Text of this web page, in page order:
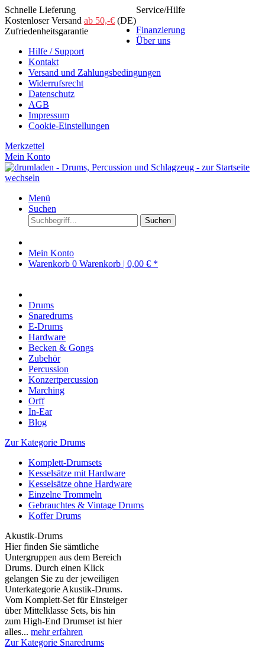
Schnelle Lieferung
Kostenloser Versand ab 50,-€ (DE)
Zufriedenheitsgarantie
Service/Hilfe
Finanzierung
Über uns
Hilfe / Support
Kontakt
Versand und Zahlungsbedingungen
Widerrufsrecht
Datenschutz
AGB
Impressum
Cookie-Einstellungen
Merkzettel
Mein Konto
Menü
Suchen
Suchen
Mein Konto
Warenkorb 0 Warenkorb | 0,00 € *
Drums
Snaredrums
E-Drums
Hardware
Becken & Gongs
Zubehör
Percussion
Konzertpercussion
Marching
Orff
In-Ear
Blog
Zur Kategorie Drums
Komplett-Drumsets
Kesselsätze mit Hardware
Kesselsätze ohne Hardware
Einzelne Trommeln
Gebrauchtes & Vintage Drums
Koffer Drums
Akustik-Drums
Hier finden Sie sämtliche
Untergruppen aus dem Bereich
Drums. Durch einen Klick
gelangen Sie zu der jeweiligen
Unterkategorie Akustik-Drums.
Vom Komplett-Set für Einsteiger
über Mittelklasse Sets, bis hin
zum High-End Drumset ist hier
alles... mehr erfahren
Zur Kategorie Snaredrums